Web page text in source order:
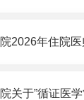
2026年住院
关于”循证医